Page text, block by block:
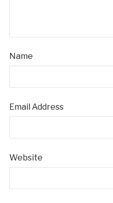
Name
Email Address
Website